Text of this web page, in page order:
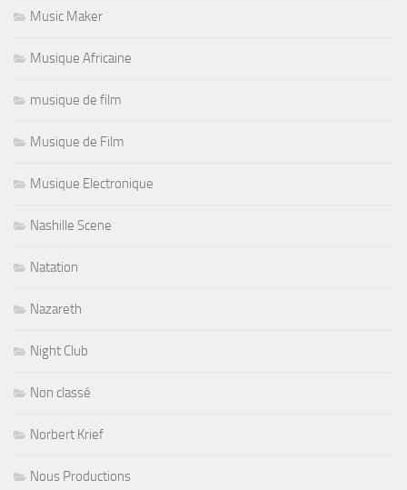
Music Maker
Musique Africaine
musique de film
Musique de Film
Musique Electronique
Nashille Scene
Natation
Nazareth
Night Club
Non classé
Norbert Krief
Nous Productions